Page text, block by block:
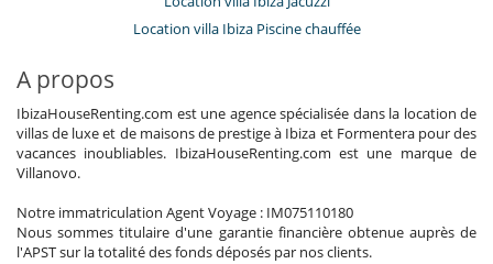
Location villa Ibiza Piscine chauffée
A propos
IbizaHouseRenting.com est une agence spécialisée dans la location de
villas de luxe et de maisons de prestige à Ibiza et Formentera pour des
vacances inoubliables. IbizaHouseRenting.com est une marque de
Villanovo.
Notre immatriculation Agent Voyage : IM075110180
Nous sommes titulaire d'une garantie financière obtenue auprès de
l'APST sur la totalité des fonds déposés par nos clients.